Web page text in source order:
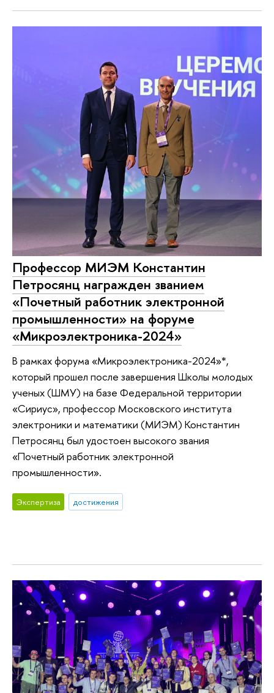
Профессор МИЭМ Константин
Петросянц награжден званием
«Почетный работник электронной
промышленности» на форуме
«Микроэлектроника-2024»
В рамках форума «Микроэлектроника-2024»*,
который прошел после завершения Школы молодых
ученых (ШМУ) на базе Федеральной территории
«Сириус», профессор Московского института
электроники и математики (МИЭМ) Константин
Петросянц был удостоен высокого звания
«Почетный работник электронной
промышленности».
Экспертиза достижения